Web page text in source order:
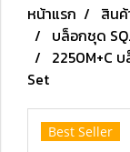
หน้าแรก สิน
บล็อกชุด
2250M+C
Set
Best Seller